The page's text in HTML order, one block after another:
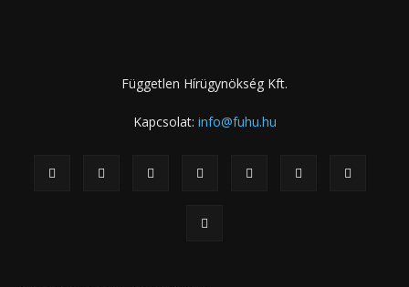
Független Hírügynökség Kft.
Kapcsolat: info@fuhu.hu